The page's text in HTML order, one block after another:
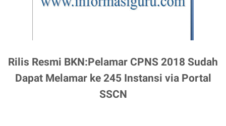
Rilis Resmi BKN:Pelamar CPNS 2018 Sudah
Dapat Melamar ke 245 Instansi via Portal
SSCN